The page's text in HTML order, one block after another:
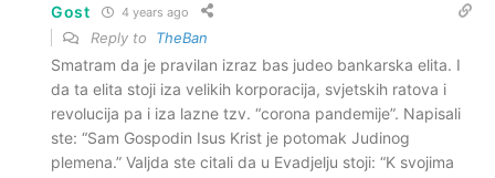
Gost 4 years ago
Reply to TheBan
Smatram da je pravilan izraz bas judeo bankarska elita. I
da ta elita stoji iza velikih korporacija, svjetskih ratova i
revolucija pa i iza lazne tzv. “corona pandemije”. Napisali
ste: “Sam Gospodin Isus Krist je potomak Judinog
plemena.” Valjda ste citali da u Evadjelju stoji: “K svojima